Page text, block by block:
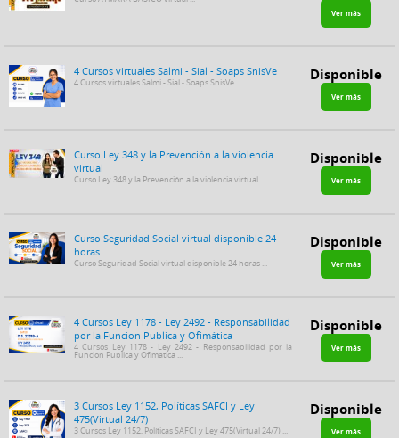
Ver más
4 Cursos virtuales Salmi - Sial - Soaps SnisVe
4 Cursos virtuales Salmi - Sial - Soaps SnisVe ... Disponible
Ver más
Curso Ley 348 y la Prevención a la violencia
virtual
Curso Ley 348 y la Prevención a la violencia virtual ...
Disponible
Ver más
Curso Seguridad Social virtual disponible 24
horas
Curso Seguridad Social virtual disponible 24 horas ...
Disponible
Ver más
4 Cursos Ley 1178 - Ley 2492 - Responsabilidad
por la Funcion Publica y Ofimática
4 Cursos Ley 1178 - Ley 2492 - Responsabilidad por la
Funcion Publica y Ofimática ...
Disponible
Ver más
3 Cursos Ley 1152, Políticas SAFCI y Ley
475(Virtual 24/7)
3 Cursos Ley 1152, Políticas SAFCI y Ley 475(Virtual 24/7) ...
Disponible
Ver más